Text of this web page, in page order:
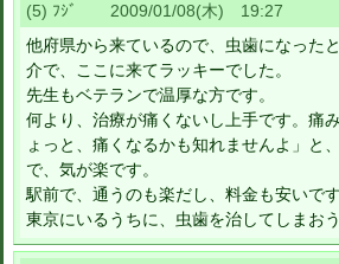
(5) ﾌｼﾞ 2009/01/08(木) 19:27
他府県から来ているので、虫歯になった
介で、ここに来てラッキーでした。
先生もベテランで温厚な方です。
何より、治療が痛くないし上手です。痛
ょっと、痛くなるかも知れませんよ」と
で、気が楽です。
駅前で、通うのも楽だし、料金も安いです
東京にいるうちに、虫歯を治してしまお